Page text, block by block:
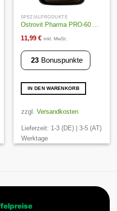
SPEZIALPRODUKTE
Ostrovit Pharma PRO-60 ...
11,99 € inkl. MwSt.
23 Bonuspunkte
IN DEN WARENKORB
zzgl. Versandkosten
Lieferzeit: 1-3 (DE) | 3-5 (AT)
Werktage